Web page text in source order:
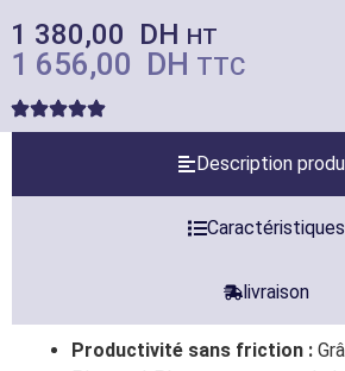
1 380,00 DH HT
1 656,00 DH TTC
Description
Caractéristiques
livraison
Productivité sans friction :